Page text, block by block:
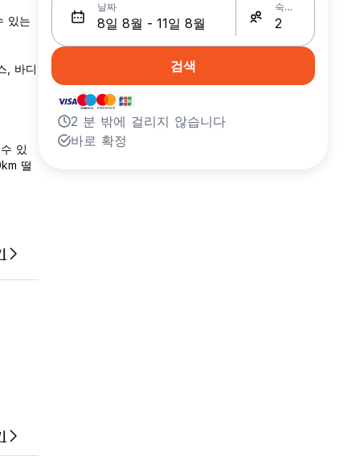
있는
, 바디
있
떨
날짜 숙박인원
검색
2 분 밖에 걸리지 않습니다
바로 확정